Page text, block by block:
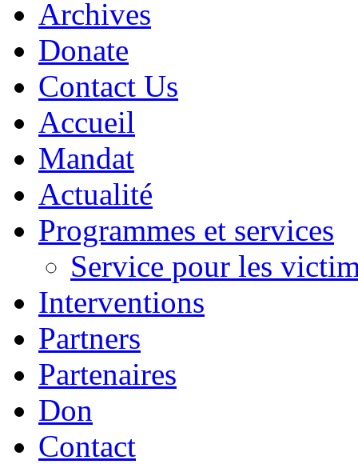
Archives
Donate
Contact Us
Accueil
Mandat
Actualité
Programmes et services
Service pour les
Interventions
Partners
Partenaires
Don
Contact